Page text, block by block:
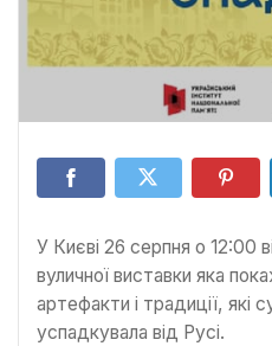
У Києві 26 серпня о 12:00
вуличної виставки яка
артефакти і традиції, які
успадкувала від Русі.